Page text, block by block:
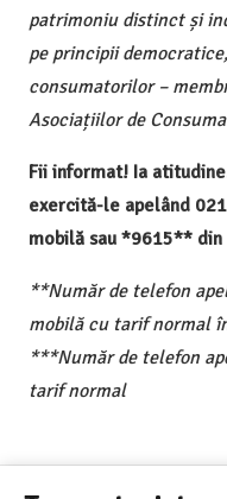
patrimoniu distinct și
pe principii
consumatorilor –
Asociațiilor de
Fii informat! Ia
exercită-le apelând
mobilă sau *9615**
**Număr de telefon
mobilă cu tarif normal
***Număr de telefon
tarif normal